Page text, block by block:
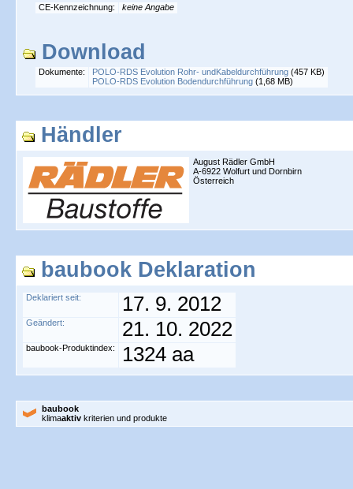
CE-Kennzeichnung: keine Angabe
Download
Dokumente: POLO-RDS Evolution Rohr- undKabeldurchführung (457 KB)
POLO-RDS Evolution Bodendurchführung (1,68 MB)
Händler
August Rädler GmbH
A-6922 Wolfurt und Dornbirn
Österreich
baubook Deklaration
Deklariert seit: 17. 9. 2012
Geändert: 21. 10. 2022
baubook-Produktindex: 1324 aa
baubook
klimaaktiv kriterien und produkte